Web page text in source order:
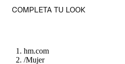
COMPLETA TU LOOK
hm.com
/Mujer